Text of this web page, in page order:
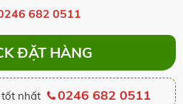
682 0511
ĐẶT HÀNG
tốt nhất 0246 682 0511